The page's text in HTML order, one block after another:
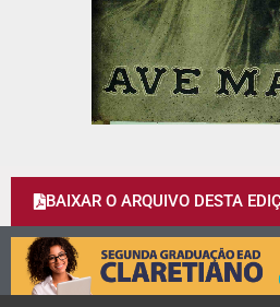
BAIXAR O ARQUIVO DESTA